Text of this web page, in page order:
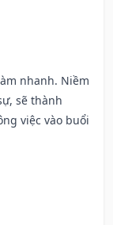
nhanh. Niềm
sẽ thành
việc vào buổi